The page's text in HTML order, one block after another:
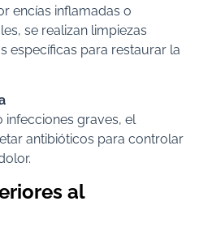
encías inflamadas o
se realizan limpiezas
específicas para restaurar la
infecciones graves, el
antibióticos para controlar
al